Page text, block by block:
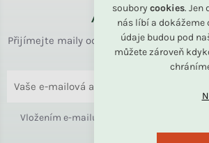
soubory cookies. Jen
nás líbí a dokážeme
údaje budou pod
můžete zároveň
Až k vám
Přijímejte maily od rodiny BENLEMI.
o bydlení i slevách.
Vložením e-mailu souhlasíte s
údajů